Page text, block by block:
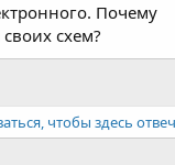
Почему
схем?
чтобы здесь